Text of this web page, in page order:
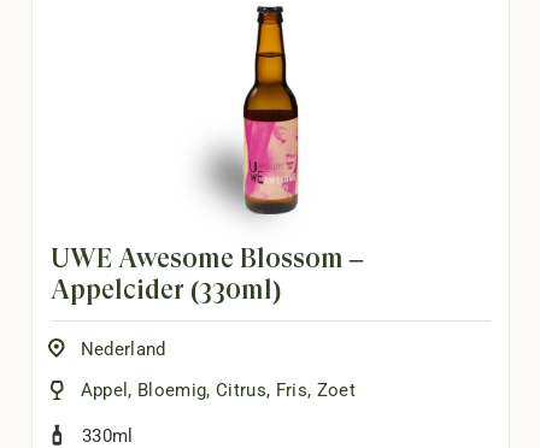
UWE Awesome Blossom –
Appelcider (330ml)
Nederland
Appel , Bloemig, Citrus, Fris, Zoet
330ml